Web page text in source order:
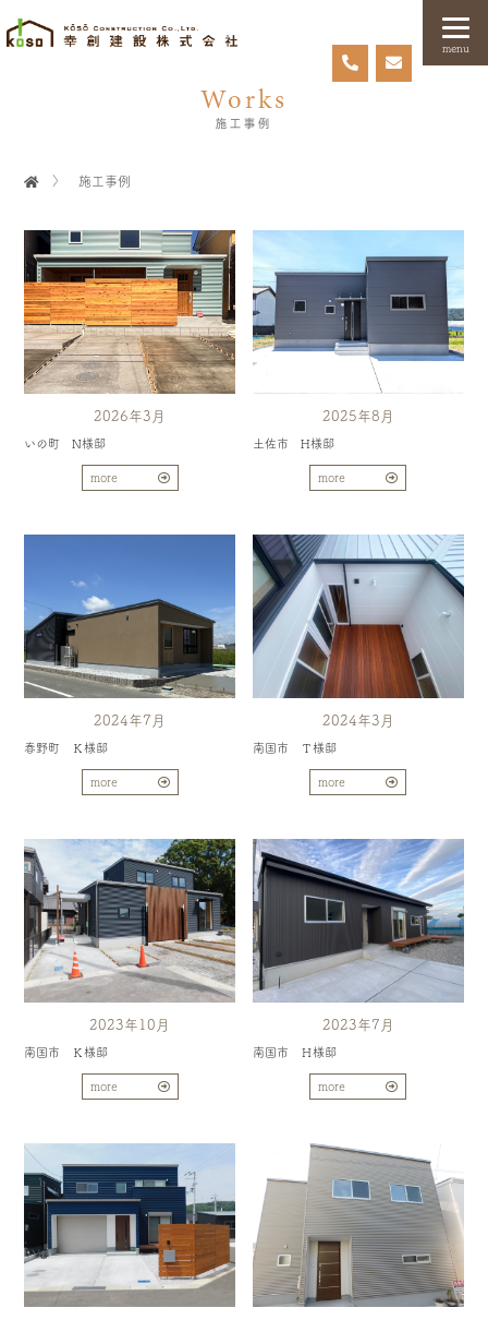
menu
Works
施工事例
〉 施工事例
2026年3月
いの町 N様邸
more
2025年8月
土佐市 H様邸
more
2024年7月
春野町 Ｋ様邸
more
2024年3月
南国市 Ｔ様邸
more
2023年10月
南国市 Ｋ様邸
more
2023年7月
南国市 Ｈ様邸
more